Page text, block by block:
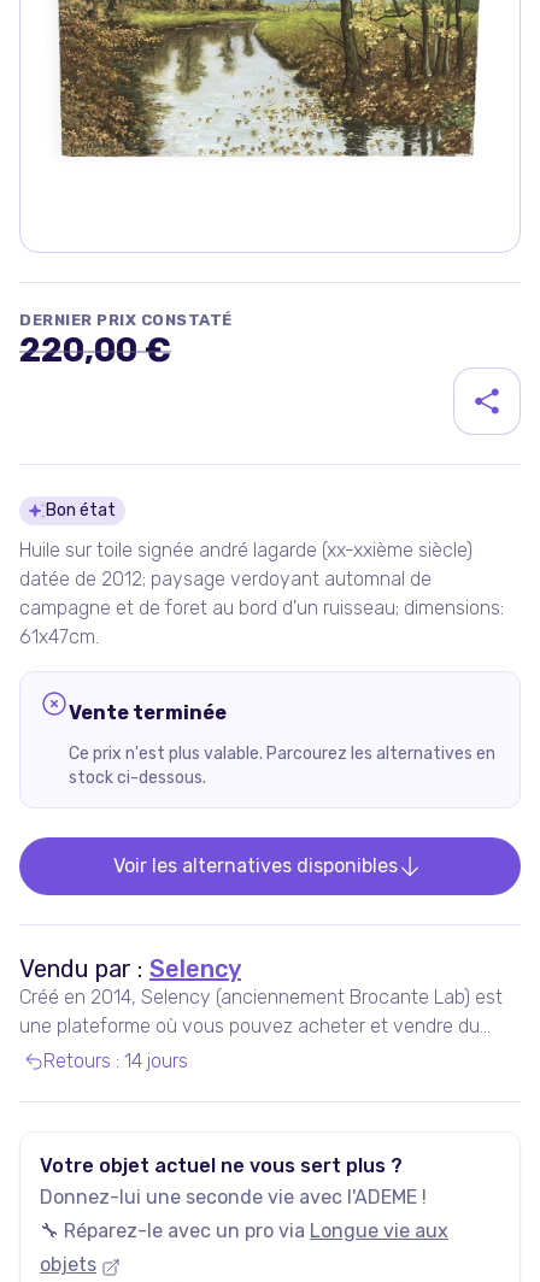
DERNIER PRIX CONSTATÉ
220,00 €
Détails du produit
Bon état
Huile sur toile signée andré lagarde (xx-xxième siècle)
datée de 2012; paysage verdoyant automnal de
campagne et de foret au bord d'un ruisseau; dimensions:
61x47cm.
Vente terminée
Ce prix n'est plus valable. Parcourez les alternatives en
stock ci-dessous.
Voir les alternatives disponibles
Vendu par : Selency
Créé en 2014, Selency (anciennement Brocante Lab) est
une plateforme où vous pouvez acheter et vendre du
mobilier et des décorations uniques de seconde main,
Retours : 14 jours
Votre objet actuel ne vous sert plus ?
Donnez-lui une seconde vie avec l'ADEME !
🔧 Réparez-le avec un pro via Longue vie aux
objets